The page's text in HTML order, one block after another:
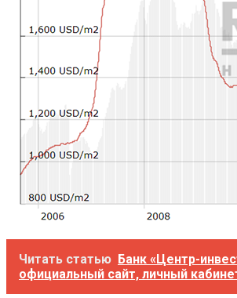
Читать статью Банк «Центр-
официальный сайт, личный